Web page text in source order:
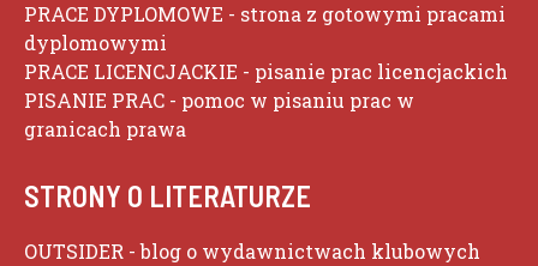
PRACE DYPLOMOWE - strona z gotowymi pracami
dyplomowymi
PRACE LICENCJACKIE - pisanie prac licencjackich
PISANIE PRAC - pomoc w pisaniu prac w
granicach prawa
STRONY O LITERATURZE
OUTSIDER - blog o wydawnictwach klubowych